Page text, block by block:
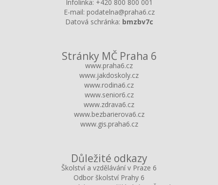
Infolinka: +420 800 800 001
E-mail: podatelna@praha6.cz
Datová schránka: bmzbv7c
Stránky MČ Praha 6
www.praha6.cz
www.jakdoskoly.cz
www.rodina6.cz
www.senior6.cz
www.zdrava6.cz
www.bezbarierova6.cz
www.gis.praha6.cz
Důležité odkazy
Školství a vzdělávání v Praze 6
Odbor školství Prahy 6